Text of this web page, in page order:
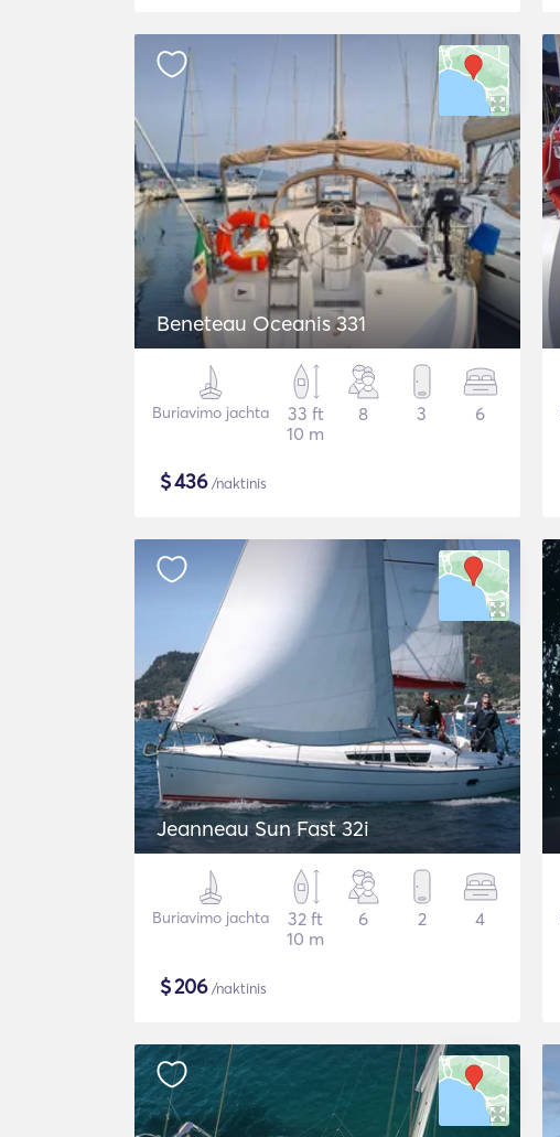
Beneteau Oceanis 331
Buriavimo jachta
33 ft
10 m
8 3 6
$436/naktinis
Jeanneau Sun Fast 32i
Buriavimo jachta
32 ft
10 m
6 2 4
$206/naktinis